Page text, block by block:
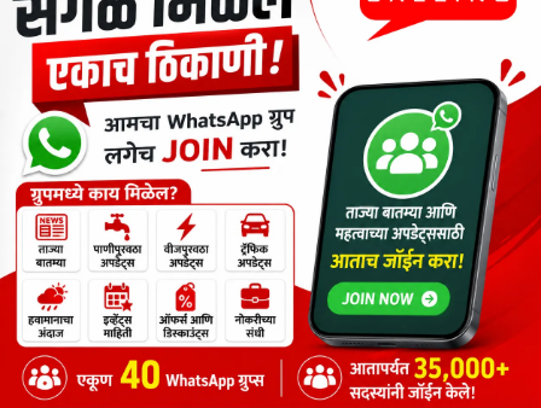
CODE OF ETHICS FOR DIGITAL NEWS WEBSITES
Contact Us
Privacy Policy
Short News
ThemeNcode PDF Viewer SC [Do not Delete]
वाचकांना विनम्र सूचना
Nashik Calling - Nashik News in MarathiCopyright © 2026.Copyrights